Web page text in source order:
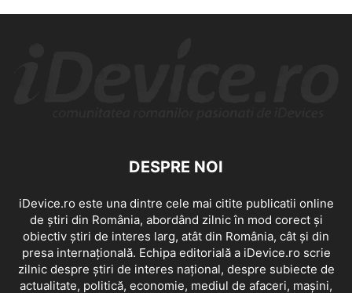
DESPRE NOI
iDevice.ro este una dintre cele mai citite publicatii online
de știri din România, abordând zilnic în mod corect și
obiectiv știri de interes larg, atât din România, cât și din
presa internațională. Echipa editorială a iDevice.ro scrie
zilnic despre știri de interes național, despre subiecte de
actualitate, politică, economie, mediul de afaceri, mașini,